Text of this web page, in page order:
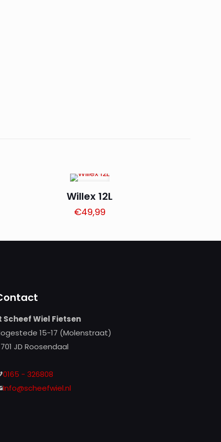
Willex 12L
€49,99
Scheef Wiel Fietsen
15-17 (Molenstraat)
JD Roosendaal
0165 - 326808
Info@scheefwiel.nl